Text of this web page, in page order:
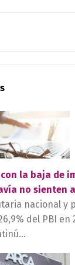
la baja de
no sienten
nacional y
del PBI en